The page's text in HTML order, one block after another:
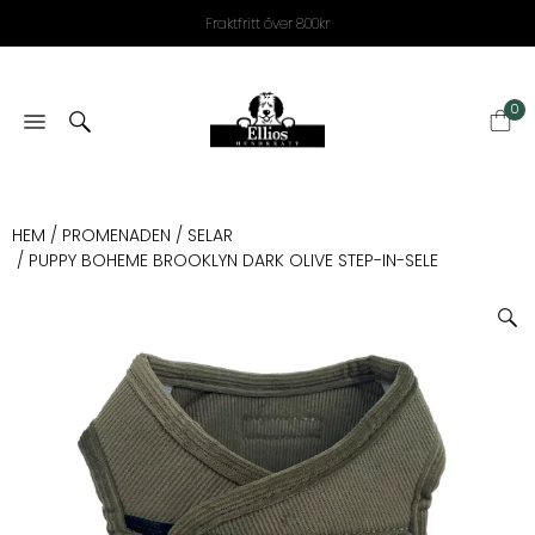
Fraktfritt över 800kr
0
HEM / PROMENADEN / SELAR
/ PUPPY BOHEME BROOKLYN DARK OLIVE STEP-IN-SELE